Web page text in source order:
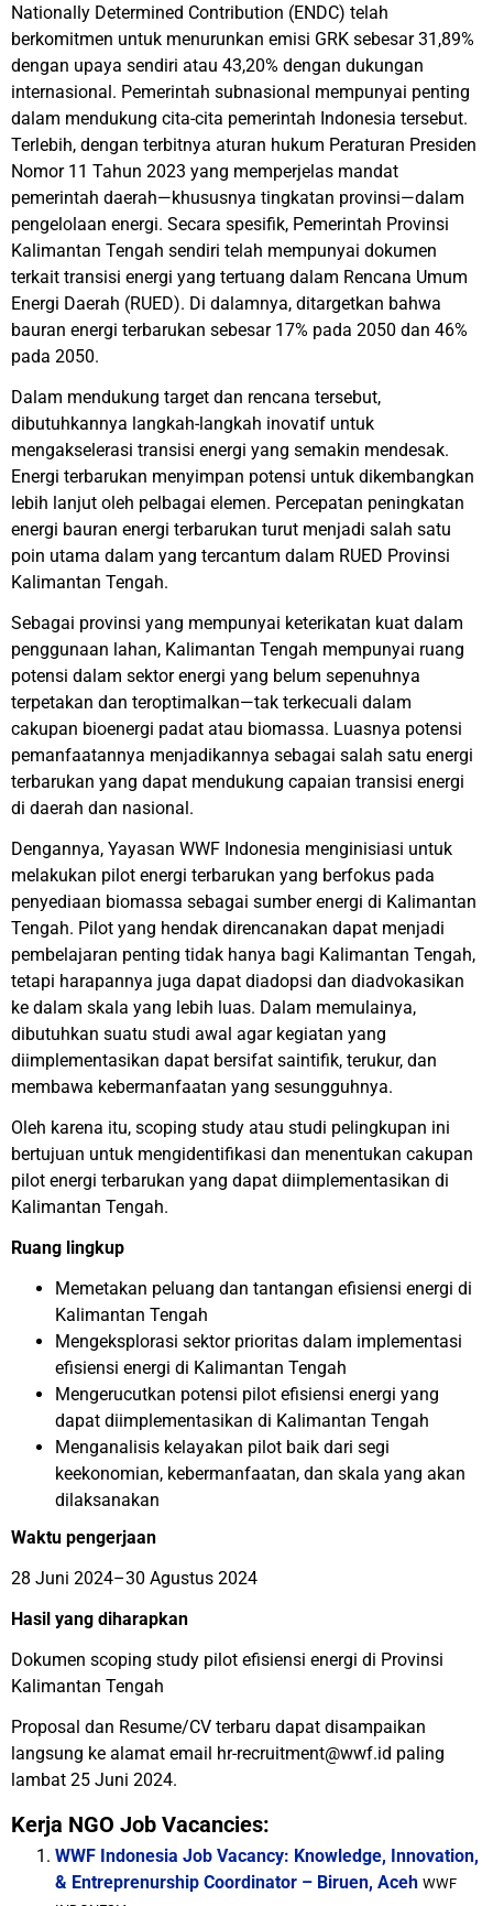
Nationally Determined Contribution (ENDC) telah
berkomitmen untuk menurunkan emisi GRK sebesar 31,89%
dengan upaya sendiri atau 43,20% dengan dukungan
internasional. Pemerintah subnasional mempunyai penting
dalam mendukung cita-cita pemerintah Indonesia tersebut.
Terlebih, dengan terbitnya aturan hukum Peraturan Presiden
Nomor 11 Tahun 2023 yang memperjelas mandat
pemerintah daerah—khususnya tingkatan provinsi—dalam
pengelolaan energi. Secara spesifik, Pemerintah Provinsi
Kalimantan Tengah sendiri telah mempunyai dokumen
terkait transisi energi yang tertuang dalam Rencana Umum
Energi Daerah (RUED). Di dalamnya, ditargetkan bahwa
bauran energi terbarukan sebesar 17% pada 2050 dan 46%
pada 2050.
Dalam mendukung target dan rencana tersebut,
dibutuhkannya langkah-langkah inovatif untuk
mengakselerasi transisi energi yang semakin mendesak.
Energi terbarukan menyimpan potensi untuk dikembangkan
lebih lanjut oleh pelbagai elemen. Percepatan peningkatan
energi bauran energi terbarukan turut menjadi salah satu
poin utama dalam yang tercantum dalam RUED Provinsi
Kalimantan Tengah.
Sebagai provinsi yang mempunyai keterikatan kuat dalam
penggunaan lahan, Kalimantan Tengah mempunyai ruang
potensi dalam sektor energi yang belum sepenuhnya
terpetakan dan teroptimalkan—tak terkecuali dalam
cakupan bioenergi padat atau biomassa. Luasnya potensi
pemanfaatannya menjadikannya sebagai salah satu energi
terbarukan yang dapat mendukung capaian transisi energi
di daerah dan nasional.
Dengannya, Yayasan WWF Indonesia menginisiasi untuk
melakukan pilot energi terbarukan yang berfokus pada
penyediaan biomassa sebagai sumber energi di Kalimantan
Tengah. Pilot yang hendak direncanakan dapat menjadi
pembelajaran penting tidak hanya bagi Kalimantan Tengah,
tetapi harapannya juga dapat diadopsi dan diadvokasikan
ke dalam skala yang lebih luas. Dalam memulainya,
dibutuhkan suatu studi awal agar kegiatan yang
diimplementasikan dapat bersifat saintifik, terukur, dan
membawa kebermanfaatan yang sesungguhnya.
Oleh karena itu, scoping study atau studi pelingkupan ini
bertujuan untuk mengidentifikasi dan menentukan cakupan
pilot energi terbarukan yang dapat diimplementasikan di
Kalimantan Tengah.
Ruang lingkup
Memetakan peluang dan tantangan efisiensi energi di
Kalimantan Tengah
Mengeksplorasi sektor prioritas dalam implementasi
efisiensi energi di Kalimantan Tengah
Mengerucutkan potensi pilot efisiensi energi yang
dapat diimplementasikan di Kalimantan Tengah
Menganalisis kelayakan pilot baik dari segi
keekonomian, kebermanfaatan, dan skala yang akan
dilaksanakan
Waktu pengerjaan
28 Juni 2024–30 Agustus 2024
Hasil yang diharapkan
Dokumen scoping study pilot efisiensi energi di Provinsi
Kalimantan Tengah
Proposal dan Resume/CV terbaru dapat disampaikan
langsung ke alamat email hr-recruitment@wwf.id paling
lambat 25 Juni 2024.
Kerja NGO Job Vacancies:
WWF Indonesia Job Vacancy: Knowledge, Innovation,
& Entreprenurship Coordinator – Biruen, Aceh WWF